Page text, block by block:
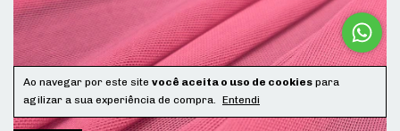
Ao navegar por este site você aceita o uso de cookies para
agilizar a sua experiência de compra. Entendi